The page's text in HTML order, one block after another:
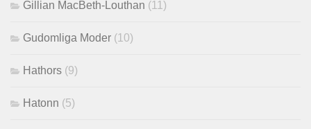
Gillian MacBeth-Louthan (11)
Gudomliga Moder (10)
Hathors (9)
Hatonn (5)